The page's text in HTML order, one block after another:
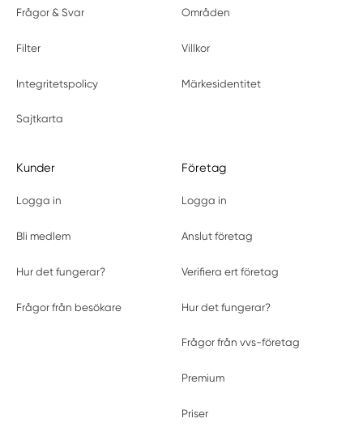
Frågor & Svar Områden
Filter Villkor
Integritetspolicy Märkesidentitet
Sajtkarta
Kunder
Logga in
Bli medlem
Hur det fungerar?
Frågor från besökare
Företag
Logga in
Anslut företag
Verifiera ert företag
Hur det fungerar?
Frågor från vvs-företag
Premium
Priser